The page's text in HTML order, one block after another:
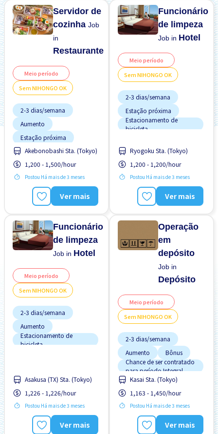
Transporte pago
Servidor de
cozinhaJob
in
Restaurante
Meio período
Sem NIHONGO OK
2-3 dias/semana
Aumento
Estação próxima
Menos com o tempo
Preferência por Homens
Preferência por Mulheres
Preferência por Visto de
Estudante
Promoção
Sem "NIHONGO" OK
Akebonobashi Sta. (Tokyo)
1,200 - 1,500/hour
Postou Há mais de 3 meses
Ver mais
Funcionário
de limpeza
Job in Hotel
Meio período
Sem NIHONGO OK
2-3 dias/semana
Estação próxima
Estacionamento de
bicicleta
Manual de Treinamento
para Estrangeiros
Menos com o tempo
Potêncial para Salário
Poucas horas de trabalho
Preferência por Homens
Ryogoku Sta. (Tokyo)
1,200 - 1,200/hour
Postou Há mais de 3 meses
Ver mais
Funcionário
de limpeza
Job in Hotel
Meio período
Sem NIHONGO OK
2-3 dias/semana
Aumento
Estacionamento de
bicicleta
Menos com o tempo
Potêncial para Salário
Alto
Poucas horas de trabalho
Preferência por Homens
Asakusa (TX) Sta. (Tokyo)
1,226 - 1,226/hour
Postou Há mais de 3 meses
Ver mais
Operação
em
depósito
Job in
Depósito
Meio período
Sem NIHONGO OK
2-3 dias/semana
Aumento
Bônus
Chance de ser contratado
para período Integral
Curto Prazo
Estacionamento de
bicicleta
Estrangeiro trabalhando
Mais com o tempo
Potêncial para Salário
Kasai Sta. (Tokyo)
1,163 - 1,450/hour
Postou Há mais de 3 meses
Ver mais